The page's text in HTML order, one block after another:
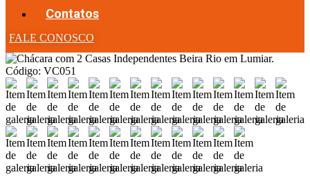
Contatos
FALE CONOSCO